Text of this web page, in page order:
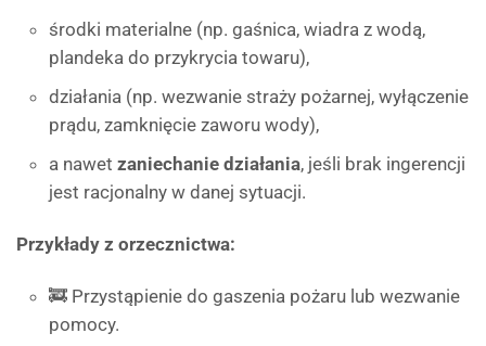
środki materialne (np. gaśnica, wiadra z wodą,
plandeka do przykrycia towaru),
działania (np. wezwanie straży pożarnej, wyłączenie
prądu, zamknięcie zaworu wody),
a nawet zaniechanie działania, jeśli brak ingerencji
jest racjonalny w danej sytuacji.
Przykłady z orzecznictwa:
🚒 Przystąpienie do gaszenia pożaru lub wezwanie
pomocy.